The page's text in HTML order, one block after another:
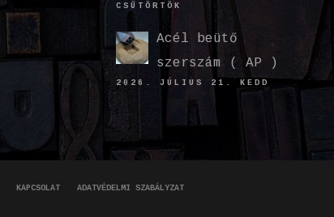
CSÜTÖRTÖK
Acél beütő
szerszám ( AP )
2026. JÚLIUS 21. KEDD
KAPCSOLAT ADATVÉDELMI SZABÁLYZAT